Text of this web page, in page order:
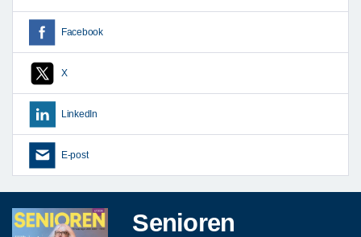
Facebook
X
LinkedIn
E-post
Senioren